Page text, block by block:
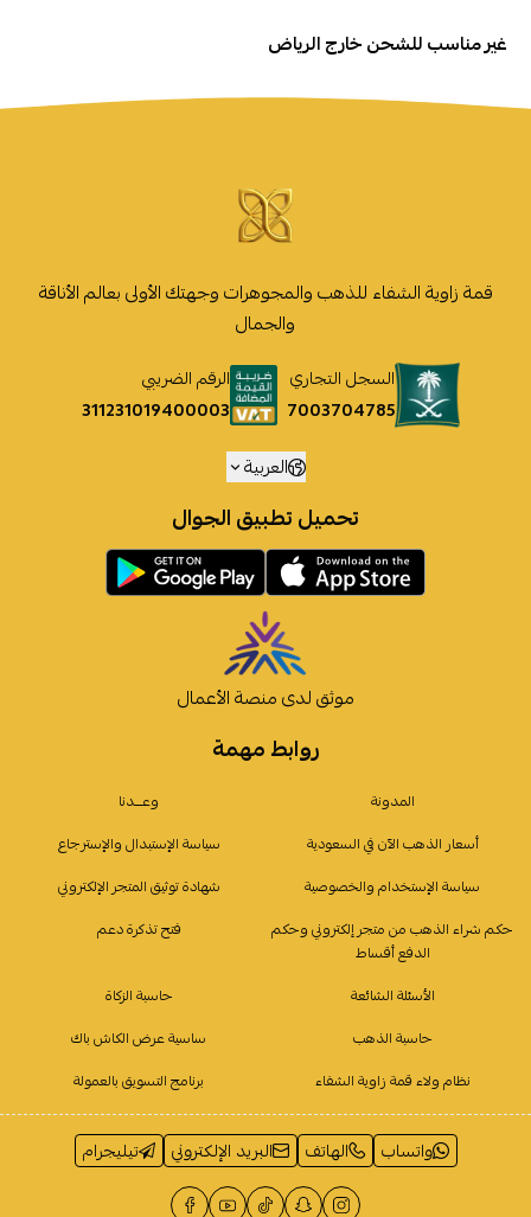
غير مناسب للشحن خارج الرياض
روابط مهمة
المدونة
وعـــدنا
أسعار الذهب الآن في السعودية
سياسة الإستبدال والإسترجاع
سياسة الإستخدام والخصوصية
شهادة توثيق المتجر الإلكتروني
حكم شراء الذهب من متجر إلكتروني وحكم
الدفع أقساط
فتح تذكرة دعم
الأسئلة الشائعة
حاسبة الزكاة
حاسبة الذهب
ساسية عرض الكاش باك
نظام ولاء قمة زاوية الشفاء
برنامج التسويق بالعمولة
قمة زاوية الشفاء للذهب والمجوهرات وجهتك الأولى بعالم الأناقة
والجمال
السجل التجاري
7003704785
الرقم الضريبي
311231019400003
العربية
تحميل تطبيق الجوال
موثق لدى منصة الأعمال
واتساب الهاتف البريد الإلكتروني تيليجرام